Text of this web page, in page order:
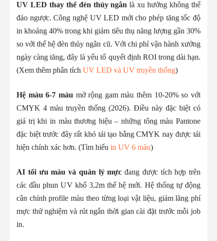
UV LED thay thế đèn thủy ngân là xu hướng không thể
đảo ngược. Công nghệ UV LED mới cho phép tăng tốc độ
in khoảng 40% trong khi giảm tiêu thụ năng lượng gần 30%
so với thế hệ đèn thủy ngân cũ. Với chi phí vận hành xưởng
ngày càng tăng, đây là yếu tố quyết định ROI trong dài hạn.
(Xem thêm phân tích UV LED và UV truyền thống)
Hệ màu 6-7 màu mở rộng gam màu thêm 10-20% so với
CMYK 4 màu truyền thống (2026). Điều này đặc biệt có
giá trị khi in màu thương hiệu – những tông màu Pantone
đặc biệt trước đây rất khó tái tạo bằng CMYK nay được tái
hiện chính xác hơn. (Tìm hiểu in UV 6 màu)
AI tối ưu màu và quản lý mực đang được tích hợp trên
các đầu phun UV khổ 3,2m thế hệ mới. Hệ thống tự động
cân chỉnh profile màu theo từng loại vật liệu, giảm lãng phí
mực thử nghiệm và rút ngắn thời gian cài đặt trước mỗi job
in.